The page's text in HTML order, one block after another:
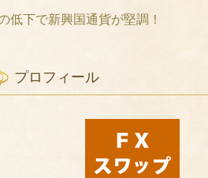
低下で新興国通貨が堅調！
プロフィール